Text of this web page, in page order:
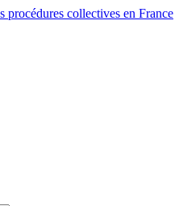
procédures collectives en France